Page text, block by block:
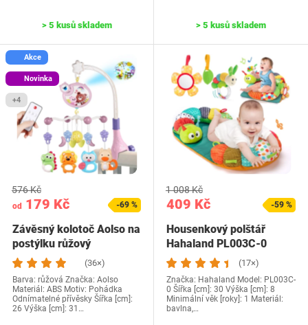
> 5 kusů skladem > 5 kusů skladem
Akce
Novinka
+4
od 179 Kč
576 Kč
-69 %
Závěsný kolotoč Aolso na
postýlku růžový
(36×)
Barva: růžová Značka: Aolso
Materiál: ABS Motiv: Pohádka
Odnímatelné přívěsky Šířka [cm]:
26 Výška [cm]: 31…
409 Kč
1 008 Kč
-59 %
Housenkový polštář
Hahaland PL003C-0
(17×)
Značka: Hahaland Model: PL003C-
0 Šířka [cm]: 30 Výška [cm]: 8
Minimální věk [roky]: 1 Materiál:
bavlna,…